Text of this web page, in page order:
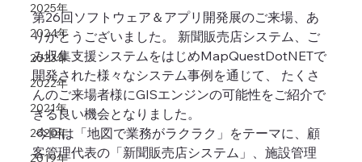
2025年
2024年
2023年
2022年
2021年
2020年
2019年
第26回ソフトウェア＆アプリ開発展のご来場、あ
りがとうございました。 新聞販売店システム、ご
み収集支援システムをはじめMapQuestDotNETで
開発された様々なシステム事例を通じて、 たくさ
んのご来場者様にGISエンジンの可能性をご紹介で
きる良い機会となりました。
今回は「地図で業務がラクラク」をテーマに、顧
客管理代表の「新聞販売店システム」、施設管理